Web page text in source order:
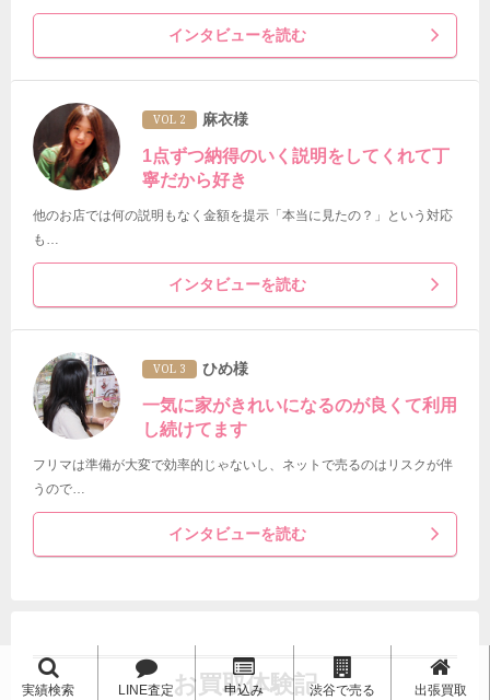
インタビューを読む
VOL 2 麻衣様
1点ずつ納得のいく説明をしてくれて丁
寧だから好き
他のお店では何の説明もなく金額を提示「本当に見たの？」という対応
も…
インタビューを読む
VOL 3 ひめ様
一気に家がきれいになるのが良くて利用
し続けてます
フリマは準備が大変で効率的じゃないし、ネットで売るのはリスクが伴
うので…
インタビューを読む
お買取体験記
実績検索 LINE査定 申込み 渋谷で売る 出張買取